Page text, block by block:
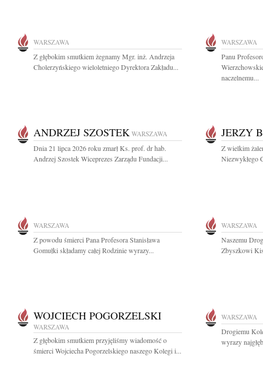
WARSZAWA
Z głębokim smutkiem żegnamy Mgr. inż. Andrzeja
Cholerzyńskiego wieloletniego Dyrektora Zakładu...
WARSZAWA
Panu
naczelnemu...
ANDRZEJ SZOSTEK WARSZAWA
Dnia 21 lipca 2026 roku zmarł Ks. prof. dr hab.
Andrzej Szostek Wiceprezes Zarządu Fundacji...
JERZY
Z wielkim
Niezwykłego
WARSZAWA
Z powodu śmierci Pana Profesora Stanisława
Gomułki składamy całej Rodzinie wyrazy...
WARSZAWA
Naszemu
Zbyszkowi
WOJCIECH POGORZELSKI
WARSZAWA
Z głębokim smutkiem przyjęliśmy wiadomość o
śmierci Wojciecha Pogorzelskiego naszego Kolegi i...
WARSZAWA
Drogiemu
wyrazy